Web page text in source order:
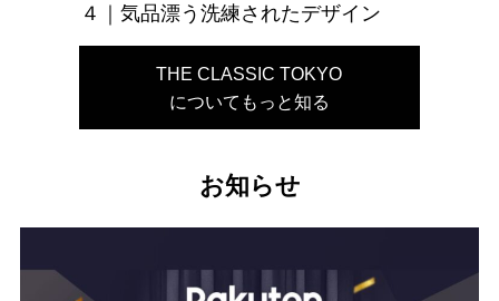
４｜気品漂う洗練されたデザイン
THE CLASSIC TOKYO
についてもっと知る
お知らせ